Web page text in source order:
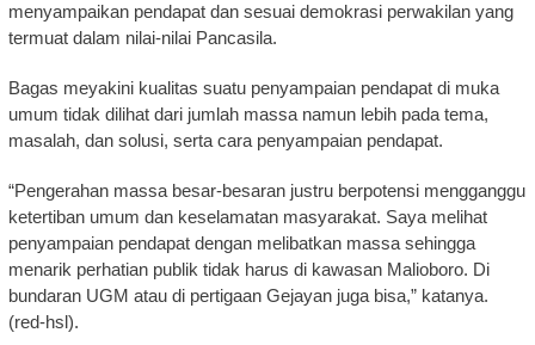
menyampaikan pendapat dan sesuai demokrasi perwakilan yang
termuat dalam nilai-nilai Pancasila.
Bagas meyakini kualitas suatu penyampaian pendapat di muka
umum tidak dilihat dari jumlah massa namun lebih pada tema,
masalah, dan solusi, serta cara penyampaian pendapat.
“Pengerahan massa besar-besaran justru berpotensi mengganggu
ketertiban umum dan keselamatan masyarakat. Saya melihat
penyampaian pendapat dengan melibatkan massa sehingga
menarik perhatian publik tidak harus di kawasan Malioboro. Di
bundaran UGM atau di pertigaan Gejayan juga bisa,” katanya.
(red-hsl).